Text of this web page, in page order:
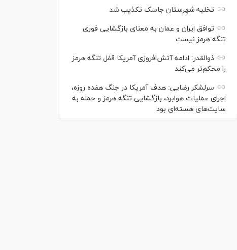
تخلیه شهرستان جاسک تکذیب شد
توافق ایران و عمان به معنای بازگشایی فوری
تنگه هرمز نیست
ذوالقدر: ادامه آتش‌افروزی آمریکا قفل تنگه هرمز
را محکم‌تر می‌کند
سرلشکر رضایی: هدف آمریکا در جنگ هفده روزه،
اجرای عملیات هوابرد، بازگشایی تنگه هرمز و حمله به
سایت‌های هسته‌ای بود